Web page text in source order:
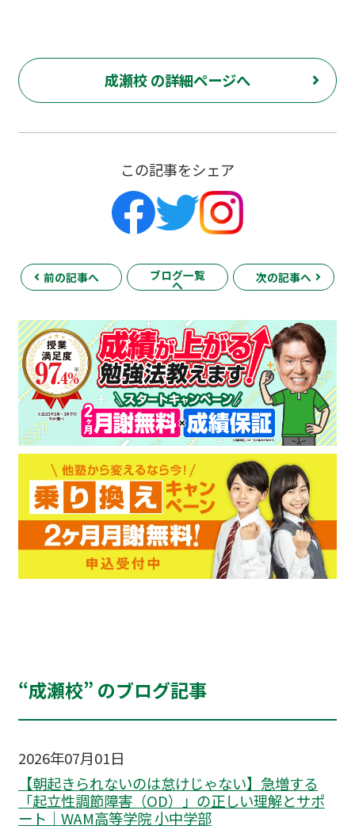
成瀬校 の詳細ページへ
この記事をシェア
前の記事へ ブログ一覧
へ
次の記事へ
“成瀬校” のブログ記事
2026年07月01日
【朝起きられないのは怠けじゃない】急増する
「起立性調節障害（OD）」の正しい理解とサポ
ート｜WAM高等学院 小中学部